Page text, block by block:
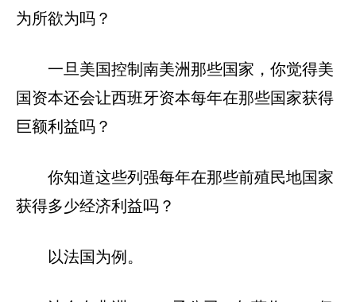
为所欲为吗？
一旦美国控制南美洲那些国家，你觉得美
国资本还会让西班牙资本每年在那些国家获得
巨额利益吗？
你知道这些列强每年在那些前殖民地国家
获得多少经济利益吗？
以法国为例。